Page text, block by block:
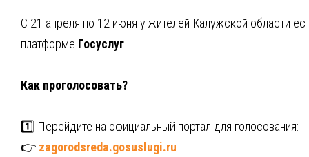
С 21 апреля по 12 июня у жителей Калужской области
платформе Госуслуг
Как проголосовать?
1️⃣ Перейдите на официальный портал для голосования:
👉 zagorodsreda.gosuslugi.ru